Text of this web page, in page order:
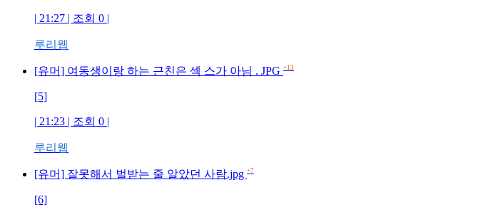
| 21:27 | 조회 0 |
루리웹
[유머] 여동생이랑 하는 근친은 섹 스가 아님 . JPG +13
[5]
| 21:23 | 조회 0 |
루리웹
[유머] 잘못해서 벌받는 줄 알았던 사람.jpg +7
[6]